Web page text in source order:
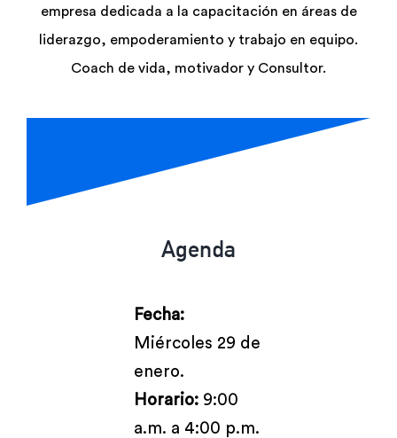
empresa dedicada a la capacitación en áreas de
liderazgo, empoderamiento y trabajo en equipo.
Coach de vida, motivador y Consultor.
Agenda
Fecha:
Miércoles 29 de
enero.
Horario: 9:00
a.m. a 4:00 p.m.